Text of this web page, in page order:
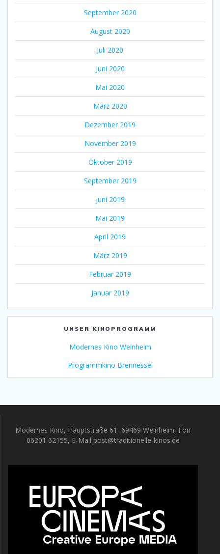
September 2020
August 2020
Juli 2020
Juni 2020
Mai 2020
März 2020
Dezember 2019
November 2019
Oktober 2019
September 2019
Juni 2019
Mai 2019
April 2019
März 2019
Februar 2019
Januar 2019
UNSER KINOPROGRAMM
Modernes Kino Weinheim
Programmkino Brennessel
Modernes Kino, Hauptstraße 61, 69469 Weinheim, Fon
06201 62155, E-Mail post@traditionelle-kinos.de